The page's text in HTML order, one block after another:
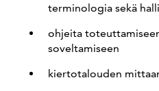
terminologia sekä
ohjeita
soveltamiseen
kiertotalouden